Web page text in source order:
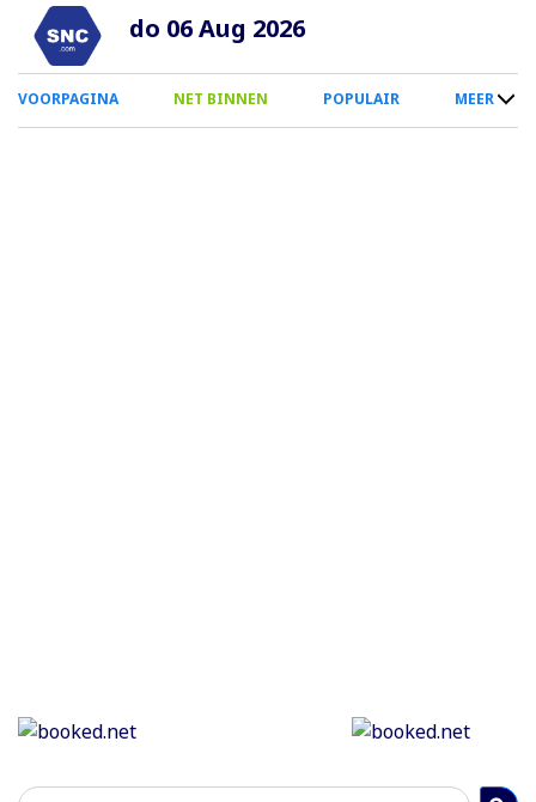
Overslaan
naar
inhoud
do 06 Aug 2026
0
Smartphone
VOORPAGINA NET BINNEN POPULAIR MEER